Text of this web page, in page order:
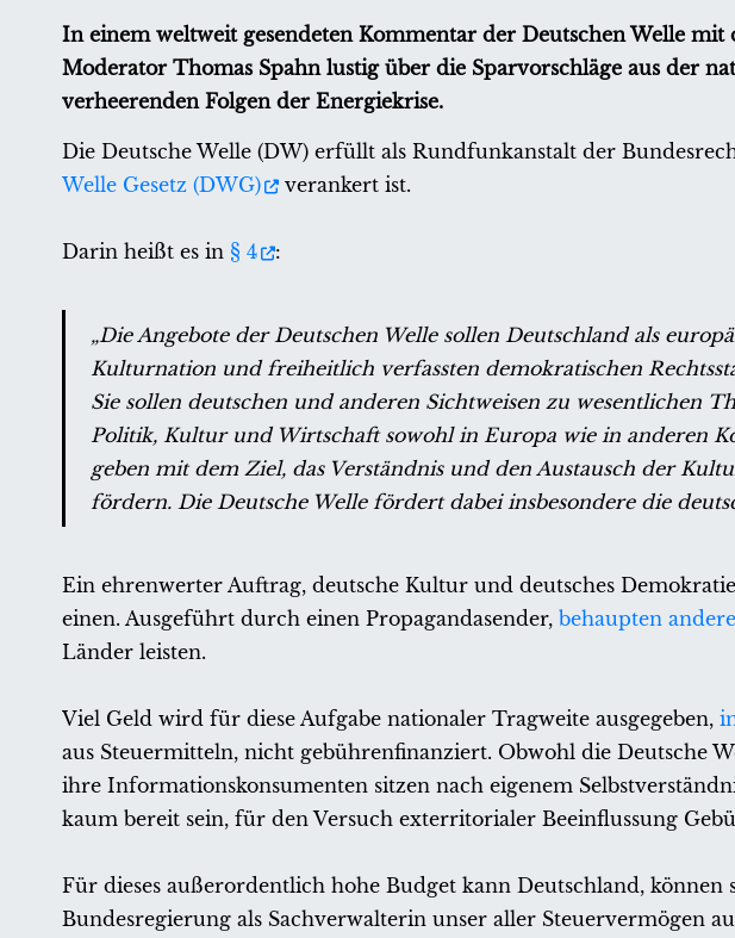
In einem weltweit gesendeten Kommentar der Deutschen Welle
Moderator Thomas Spahn lustig über die Sparvorschläge aus der
verheerenden Folgen der Energiekrise.
Die Deutsche Welle (DW) erfüllt als Rundfunkanstalt der
Welle Gesetz (DWG)
verankert ist.
Darin heißt es in § 4 :
„Die Angebote der Deutschen Welle sollen Deutschland als
Kulturnation und freiheitlich verfassten demokratischen
Sie sollen deutschen und anderen Sichtweisen zu wesentlichen
Politik, Kultur und Wirtschaft sowohl in Europa wie in anderen
geben mit dem Ziel, das Verständnis und den Austausch der
fördern. Die Deutsche Welle fördert dabei insbesondere die
Ein ehrenwerter Auftrag, deutsche Kultur und deutsches
einen. Ausgeführt durch einen Propagandasender, behaupten
Länder leisten.
Viel Geld wird für diese Aufgabe nationaler Tragweite ausgegeben,
aus Steuermitteln, nicht gebührenfinanziert. Obwohl die Deutsche
ihre Informationskonsumenten sitzen nach eigenem
kaum bereit sein, für den Versuch exterritorialer Beeinflussung
Für dieses außerordentlich hohe Budget kann Deutschland, können
Bundesregierung als Sachverwalterin unser aller Steuervermögen